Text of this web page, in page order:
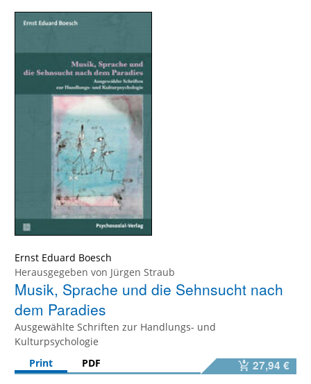
Ernst Eduard Boesch
Herausgegeben von Jürgen Straub
Musik, Sprache und die Sehnsucht nach
dem Paradies
Ausgewählte Schriften zur Handlungs- und
Kulturpsychologie
Print
PDF 27,94 €